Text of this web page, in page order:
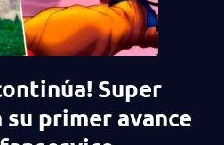
Super
primer avance